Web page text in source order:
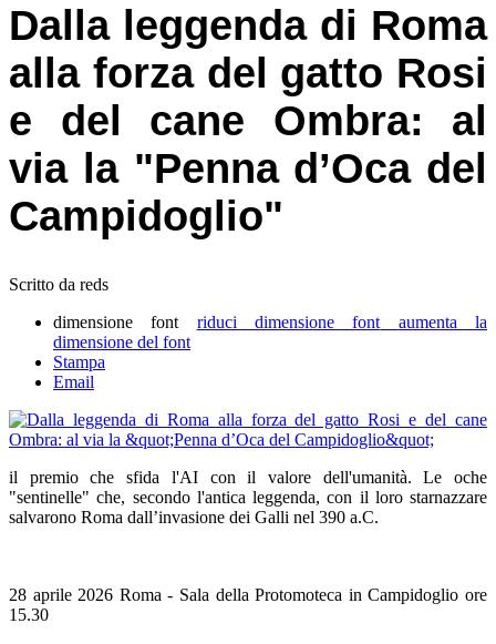
Dalla leggenda di Roma
alla forza del gatto Rosi
e del cane Ombra: al
via la "Penna d’Oca del
Campidoglio"
Scritto da reds
dimensione font
riduci dimensione font
aumenta la
dimensione del font
Stampa
Email
il premio che sfida l'AI con il valore dell'umanità. Le oche
"sentinelle" che, secondo l'antica leggenda, con il loro starnazzare
salvarono Roma dall’invasione dei Galli nel 390 a.C.
28 aprile 2026 Roma - Sala della Protomoteca in Campidoglio ore
15.30